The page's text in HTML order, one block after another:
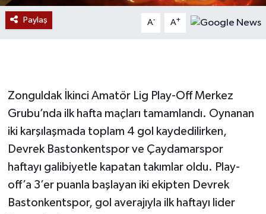
Paylaş A- A+
Zonguldak İkinci Amatör Lig Play-Off Merkez
Grubu’nda ilk hafta maçları tamamlandı. Oynanan
iki karşılaşmada toplam 4 gol kaydedilirken,
Devrek Bastonkentspor ve Çaydamarspor
haftayı galibiyetle kapatan takımlar oldu. Play-
off’a 3’er puanla başlayan iki ekipten Devrek
Bastonkentspor, gol averajıyla ilk haftayı lider
Düzce
Genel
Gökçebey
GÜNDEM
İş ilanı